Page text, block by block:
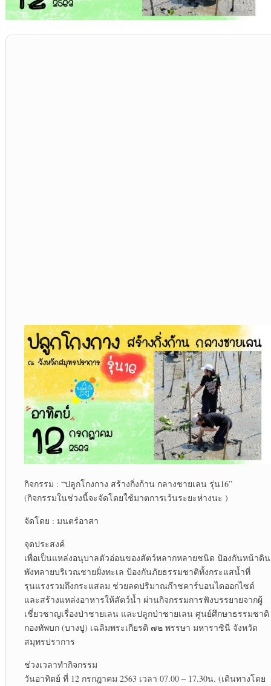
กิจกรรม : “ปลูกโกงกาง สร้างกิ่งก้าน กลางชายเลน รุ่น16”
(กิจกรรมในช่วงนี้จะจัดโดยใช้มาตการเว้นระยะห่างนะ )
จัดโดย : มนตร์อาสา
จุดประสงค์
เพื่อเป็นแหล่งอนุบาลตัวอ่อนของสัตว์หลากหลายชนิด ป้องกันหน้าดิน
พังทลายบริเวณชายฝั่งทะเล ป้องกันภัยธรรมชาติทั้งกระแสน้ำที่
รุนแรงรวมถึงกระแสลม ช่วยลดปริมาณก๊าชคาร์บอนไดออกไซด์
และสร้างแหล่งอาหารให้สัตว์น้ำ ผ่านกิจกรรมการฟังบรรยายจากผู้
เชี่ยวชาญเรื่องป่าชายเลน และปลูกป่าชายเลน ศูนย์ศึกษาธรรมชาติ
กองทัพบก (บางปู) เฉลิมพระเกียรติ ๗๒ พรรษา มหาราชินี จังหวัด
สมุทรปราการ
ช่วงเวลาทำกิจกรรม
วันอาทิตย์ ที่ 12 กรกฎาคม 2563 เวลา 07.00 – 17.30น. (เดินทางโดย